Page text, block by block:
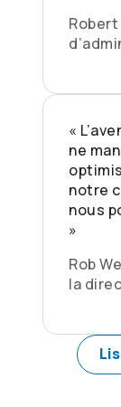
«
ne
notre
nous
»
Rob
la